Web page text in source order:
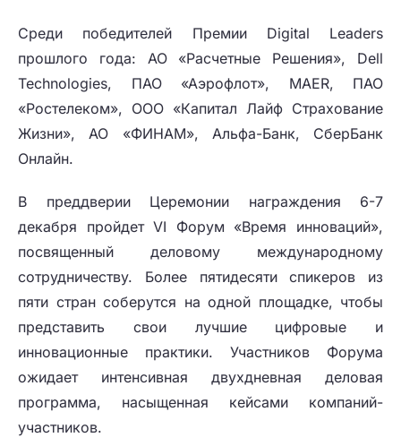
Среди победителей Премии Digital Leaders
прошлого года: АО «Расчетные Решения», Dell
Technologies, ПАО «Аэрофлот», MAER, ПАО
«Ростелеком», ООО «Капитал Лайф Страхование
Жизни», АО «ФИНАМ», Альфа-Банк, СберБанк
Онлайн.
В преддверии Церемонии награждения 6-7
декабря пройдет VI Форум «Время инноваций»,
посвященный деловому международному
сотрудничеству. Более пятидесяти спикеров из
пяти стран соберутся на одной площадке, чтобы
представить свои лучшие цифровые и
инновационные практики. Участников Форума
ожидает интенсивная двухдневная деловая
программа, насыщенная кейсами компаний-
участников.